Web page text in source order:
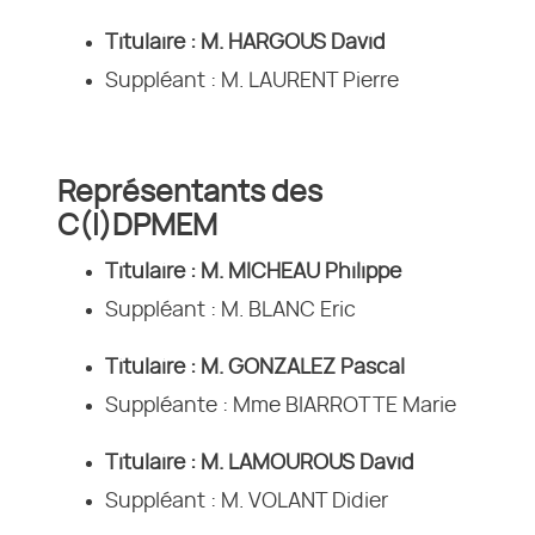
Titulaire : M. HARGOUS David
Suppléant : M. LAURENT Pierre
Représentants des
C(I)DPMEM
Titulaire : M. MICHEAU Philippe
Suppléant : M. BLANC Eric
Titulaire : M. GONZALEZ Pascal
Suppléante : Mme BIARROTTE Marie
Titulaire : M. LAMOUROUS David
Suppléant : M. VOLANT Didier